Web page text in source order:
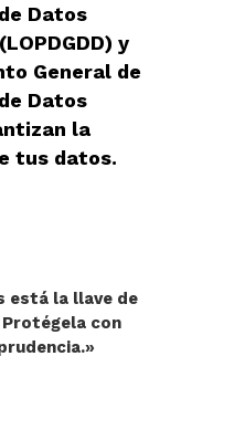
Datos
y
General de
Datos
la
tus datos.
está la llave de
con